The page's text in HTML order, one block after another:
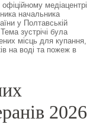
медіацентрі
начальника
у Полтавській
зустрічі була
місць для купання,
на воді та пожеж в
2026